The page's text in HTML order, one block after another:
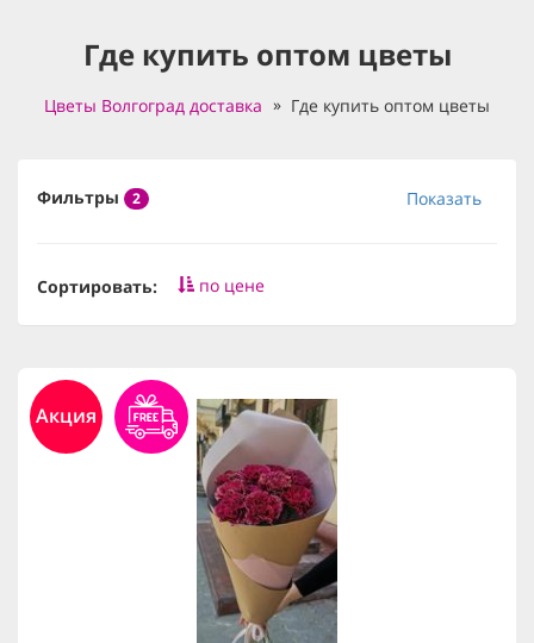
Где купить оптом цветы
Цветы Волгоград доставка Где купить оптом цветы
Фильтры 2 Показать
Сортировать: по цене
Акция